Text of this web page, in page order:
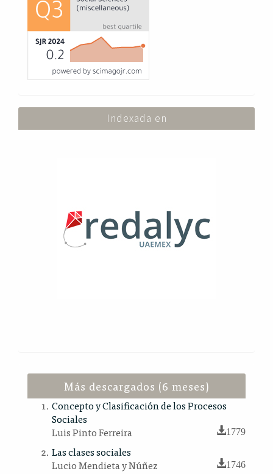
Indexada en
Más descargados (6 meses)
Concepto y Clasificación de los Procesos
Sociales
Luis Pinto Ferreira
1779
Las clases sociales
Lucio Mendieta y Núñez
1746